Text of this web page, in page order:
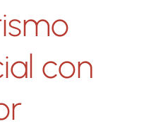
con